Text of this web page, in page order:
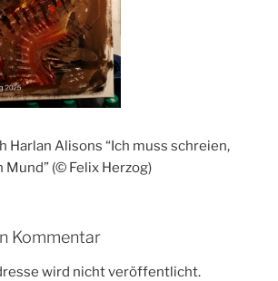
Alisons “Ich muss schreien,
Mund” (© Felix Herzog)
Kommentar
wird nicht veröffentlicht.